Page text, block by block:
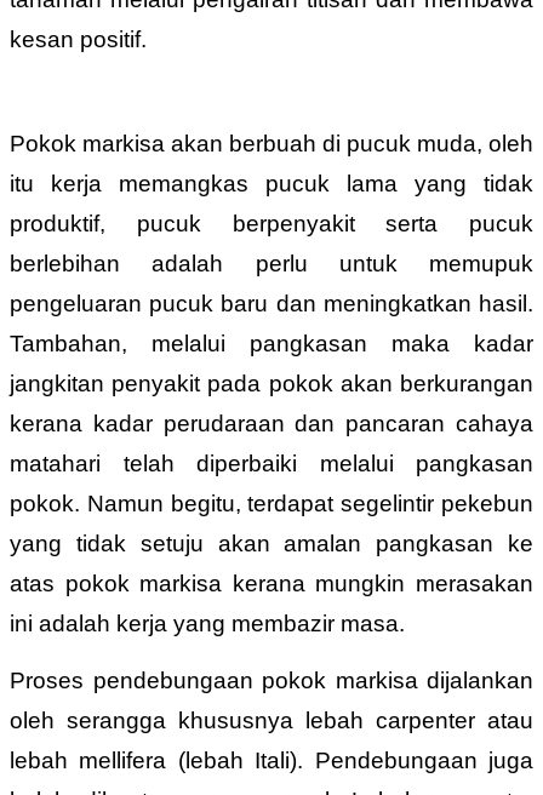
kesan positif.
Pokok markisa akan berbuah di pucuk muda, oleh
itu kerja memangkas pucuk lama yang tidak
produktif, pucuk berpenyakit serta pucuk
berlebihan adalah perlu untuk memupuk
pengeluaran pucuk baru dan meningkatkan hasil.
Tambahan, melalui pangkasan maka kadar
jangkitan penyakit pada pokok akan berkurangan
kerana kadar perudaraan dan pancaran cahaya
matahari telah diperbaiki melalui pangkasan
pokok. Namun begitu, terdapat segelintir pekebun
yang tidak setuju akan amalan pangkasan ke
atas pokok markisa kerana mungkin merasakan
ini adalah kerja yang membazir masa.
Proses pendebungaan pokok markisa dijalankan
oleh serangga khususnya lebah carpenter atau
lebah mellifera (lebah Itali). Pendebungaan juga